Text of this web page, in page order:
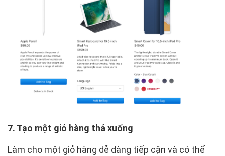
7. Tạo một giỏ hàng thả xuống
Làm cho một giỏ hàng dễ dàng tiếp cận và có thể